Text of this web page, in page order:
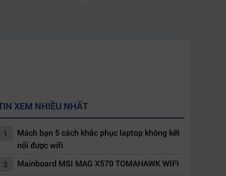
XEM NHIỀU NHẤT
1
Mách bạn 5 cách khắc phục laptop không kết
nối được wifi
2 Mainboard MSI MAG X570 TOMAHAWK WIFI